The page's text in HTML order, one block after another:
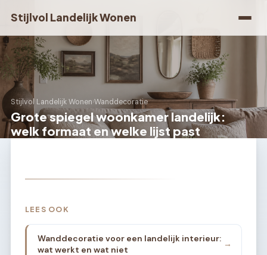
Stijlvol Landelijk Wonen
Stijlvol Landelijk Wonen›Wanddecoratie
Grote spiegel woonkamer landelijk:
welk formaat en welke lijst past
LEES OOK
Wanddecoratie voor een landelijk interieur:
wat werkt en wat niet
→